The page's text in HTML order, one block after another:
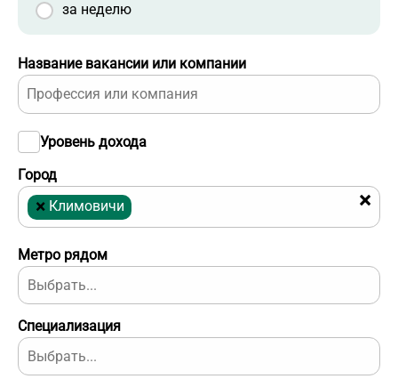
Название вакансии или компании
Город
×
× Климовичи
Уровень дохода
Метро рядом
за неделю
Специализация